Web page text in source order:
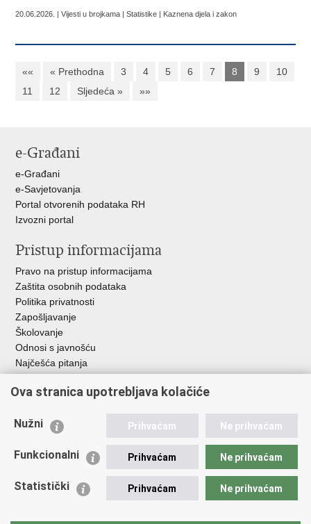
20.06.2026. | Vijesti u brojkama | Statistike | Kaznena djela i zakon
«« « Prethodna 3 4 5 6 7 8 9
10
11
12 Sljedeća » »»
e-Građani
e-Građani
e-Savjetovanja
Portal otvorenih podataka RH
Izvozni portal
Pristup informacijama
Pravo na pristup informacijama
Zaštita osobnih podataka
Politika privatnosti
Zapošljavanje
Školovanje
Odnosi s javnošću
Najčešća pitanja
Važne poveznice
EMN Nacionalna kontaktna točka za Republiku Hrvatsku
Policijska akademija
Zaklada policijske solidarnosti
Sindikati
Ova stranica upotrebljava kolačiće
Nužni Prihvaćam Ne prihvaćam
Funkcionalni Prihvaćam Ne prihvaćam
Statistički Prihvaćam Ne prihvaćam